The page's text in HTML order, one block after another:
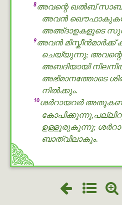
8അവന്റെ ഖൽബ്
അവന്‍
അഅ്ദാഉകളുടെ
9അവന്‍ മിസ്കീൻമാർക്ക്
ചെയ്യുന്നു;
അബദിയായി
അഭിമാനത്തോടെ
നില്‍ക്കും.
10ശർറായവർ
ഉള്ളുരുകുന്നു;
ബാത്വിലാകും.